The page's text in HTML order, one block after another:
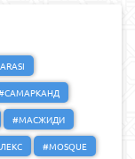
#МАСЖИДИ
#MOSQUE